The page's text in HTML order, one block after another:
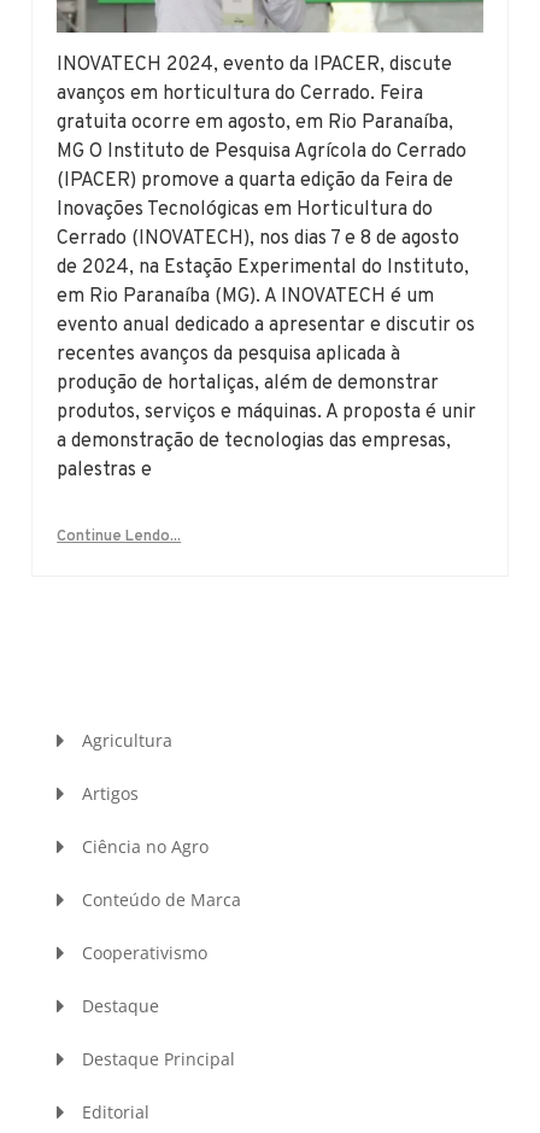
INOVATECH 2024, evento da IPACER, discute
avanços em horticultura do Cerrado. Feira
gratuita ocorre em agosto, em Rio Paranaíba,
MG O Instituto de Pesquisa Agrícola do Cerrado
(IPACER) promove a quarta edição da Feira de
Inovações Tecnológicas em Horticultura do
Cerrado (INOVATECH), nos dias 7 e 8 de agosto
de 2024, na Estação Experimental do Instituto,
em Rio Paranaíba (MG). A INOVATECH é um
evento anual dedicado a apresentar e discutir os
recentes avanços da pesquisa aplicada à
produção de hortaliças, além de demonstrar
produtos, serviços e máquinas. A proposta é unir
a demonstração de tecnologias das empresas,
palestras e
Continue Lendo...
Agricultura
Artigos
Ciência no Agro
Conteúdo de Marca
Cooperativismo
Destaque
Destaque Principal
Editorial